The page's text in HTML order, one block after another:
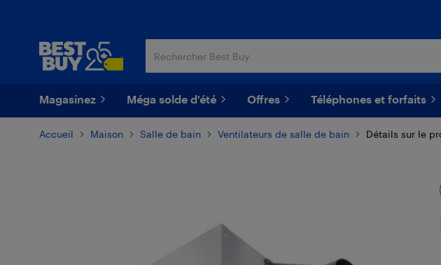
Magasinez Méga solde d'été Offres Téléphones et forfaits
Accueil Maison Salle de bain Ventilateurs de salle de bain Détails sur le